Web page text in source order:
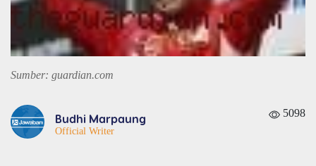
Sumber: guardian.com
Budhi Marpaung
Official Writer
5098